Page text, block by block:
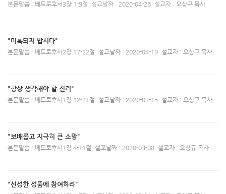
본문말씀 : 베드로후서3장 1-9절 설교날짜 : 2020-04-26 설교자 : 오상규 목사
"미혹되지 맙시다"
본문말씀 : 베드로후서2장 17-22절 설교날짜 : 2020-04-19 설교자 : 오상규 목사
"항상 생각해야 할 진리"
본문말씀 : 베드로후서1장 12-21절 설교날짜 : 2020-03-15 설교자 : 오상규 목사
"보배롭고 지극히 큰 소망"
본문말씀 : 베드로후서1장 4-11절 설교날짜 : 2020-03-08 설교자 : 오상규 목사
"신성한 성품에 참여하라"